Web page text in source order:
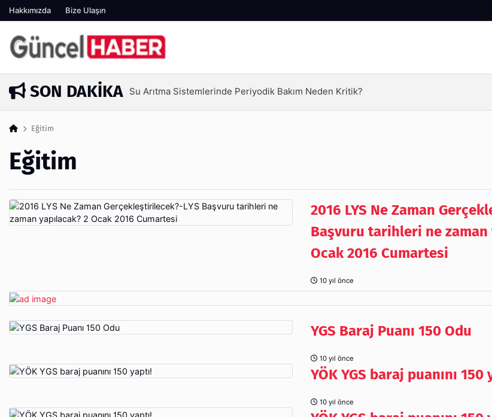
Hakkımızda Bize Ulaşın
Arama
SON DAKIKA
4 gün önce Su Arıtma Sistemlerinde Periyodik Bakım Neden Kritik?
Eğitim
Eğitim
2016 LYS Ne Zaman
Başvuru tarihleri ne zaman
Ocak 2016 Cumartesi
10 yıl önce
YGS Baraj Puanı 150 Odu
10 yıl önce
YÖK YGS baraj puanını 150
10 yıl önce